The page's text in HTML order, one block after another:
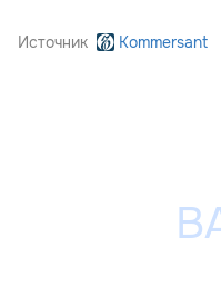
Источник Kommersant